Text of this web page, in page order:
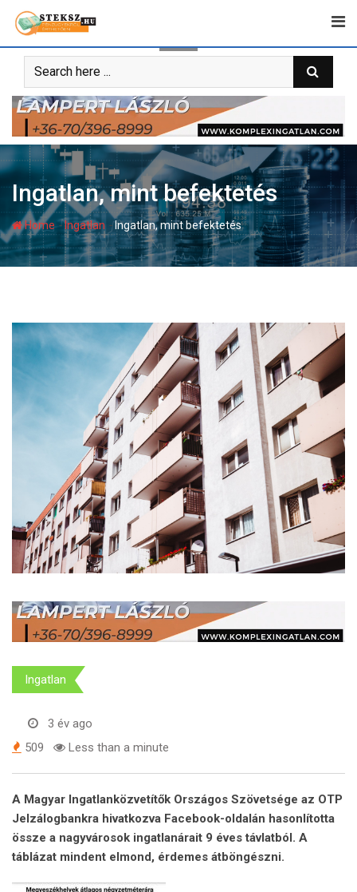
content
Ingatlan, mint befektetés
Home-Ingatlan -Ingatlan, mint befektetés
Ingatlan
3 év ago
509
Less than a minute
A Magyar Ingatlanközvetítők Országos Szövetsége az OTP
Jelzálogbankra hivatkozva Facebook-oldalán hasonlította
össze a nagyvárosok ingatlanárait 9 éves távlatból. A
táblázat mindent elmond, érdemes átböngészni.